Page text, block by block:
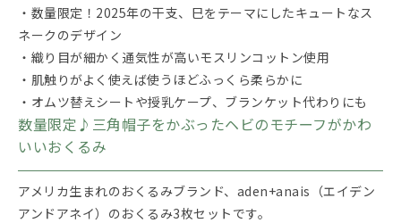
・数量限定！2025年の干支、巳をテーマにしたキュートなス
ネークのデザイン
・織り目が細かく通気性が高いモスリンコットン使用
・肌触りがよく使えば使うほどふっくら柔らかに
・オムツ替えシートや授乳ケープ、ブランケット代わりにも
数量限定♪三角帽子をかぶったヘビのモチーフがかわ
いいおくるみ
アメリカ生まれのおくるみブランド、aden+anais（エイデン
アンドアネイ）のおくるみ3枚セットです。